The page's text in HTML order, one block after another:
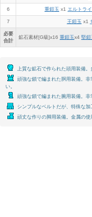
6 重鎧玉 x1 エルトラ
7 王鎧玉 x1
必要
合計
鉱石素材[G級]x16 重鎧玉x4 堅鎧
上質な鉱石で作られた頭用装備
頑強な鎖で編まれた胴用装備。
い。
頑強な鎖で編まれた腕用装備。非
シンプルなベルトだが、特殊な
頑丈な作りの脚用装備。金属の使